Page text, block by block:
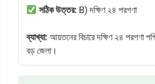
সঠিক উত্তর: B) দক্ষিণ ২৪ পরগণা
ব্যাখ্যা: আয়তনের বিচারে দক্ষিণ ২৪ পরগণা
বড় জেলা।